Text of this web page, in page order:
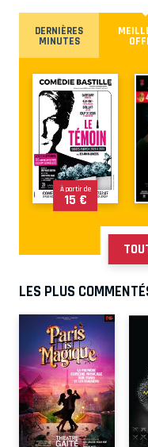
DERNIÈRES
MINUTES
À partir de
15 €
LES PLUS